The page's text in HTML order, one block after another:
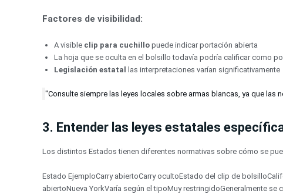
Factores de visibilidad:
A visible clip para cuchillo puede indicar portación abierta
La hoja que se oculta en el bolsillo todavía podría calificar como
Legislación estatal
las interpretaciones varían significativamente
"Consulte siempre las leyes locales sobre armas blancas, ya que las
3. Entender las leyes estatales
Los distintos Estados tienen diferentes normativas sobre cómo se
Estado EjemploCarry abiertoCarry ocultoEstado del clip de
abiertoNueva YorkVaría según el tipoMuy restringidoGeneralmente se